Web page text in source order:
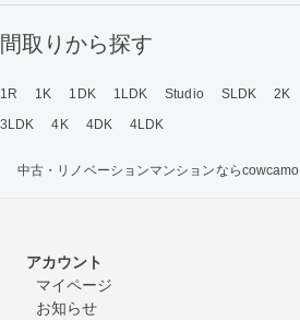
間取りから探す
1R 1K 1DK 1LDK Studio SLDK 2K
3LDK
4K 4DK 4LDK
中古・リノベーションマンションならcowcamo
アカウント
マイページ
お知らせ